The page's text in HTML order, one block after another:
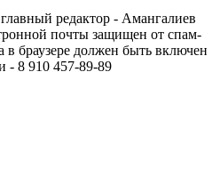
редактор - Амангалиев
почты защищен от спам-
в браузере должен быть включен
- 8 910 457-89-89